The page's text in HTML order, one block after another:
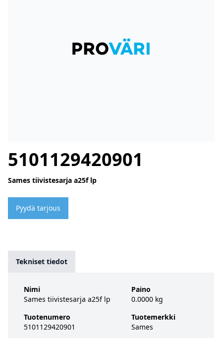
5101129420901
Sames tiivistesarja a25f lp
Pyydä tarjous
Tekniset tiedot
Nimi
Sames tiivistesarja a25f lp
Tuotenumero
5101129420901
Paino
0.0000 kg
Tuotemerkki
Sames